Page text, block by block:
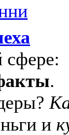
сфере:
.
и